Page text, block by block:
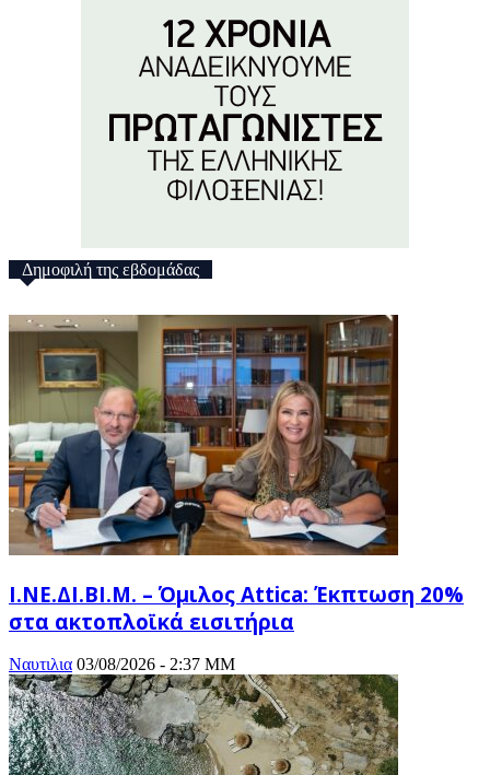
Δημοφιλή της εβδομάδας
Ι.ΝΕ.ΔΙ.ΒΙ.Μ. – Όμιλος Attica: Έκπτωση 20%
στα ακτοπλοϊκά εισιτήρια
Ναυτιλια 03/08/2026 - 2:37 ΜΜ